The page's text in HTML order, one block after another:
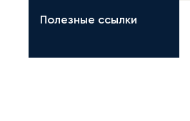
Полезные ссылки